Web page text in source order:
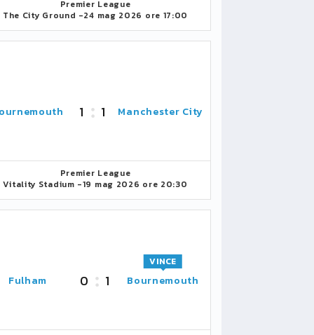
Premier League
The City Ground -24 mag 2026 ore 17:00
1 1 Manchester City
Premier League
Vitality Stadium -19 mag 2026 ore 20:30
Fulham 0 1 Bournemouth
VINCE